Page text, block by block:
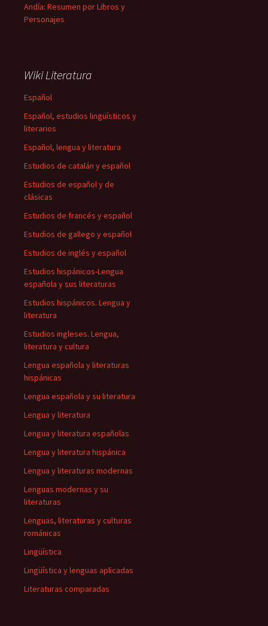
Andía: Resumen por Libros y
Personajes
Wiki Literatura
Español
Español, estudios lingüísticos y
literarios
Español, lengua y literatura
Estudios de catalán y español
Estudios de español y de
clásicas
Estudios de francés y español
Estudios de gallego y español
Estudios de inglés y español
Estudios hispánicos-Lengua
española y sus literaturas
Estudios hispánicos. Lengua y
literatura
Estudios ingleses. Lengua,
literatura y cultura
Lengua española y literaturas
hispánicas
Lengua española y su literatura
Lengua y literatura
Lengua y literatura españolas
Lengua y literatura hispánica
Lengua y literaturas modernas
Lenguas modernas y su
literaturas
Lenguas, literaturas y culturas
románicas
Lingüística
Lingüística y lenguas aplicadas
Literaturas comparadas